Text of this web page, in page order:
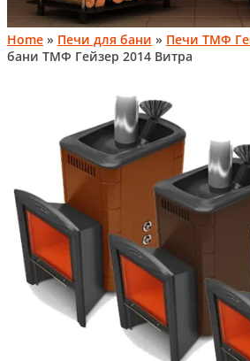
Home » Печи для бани » Печи ТМФ
бани ТМФ Гейзер 2014 Витра